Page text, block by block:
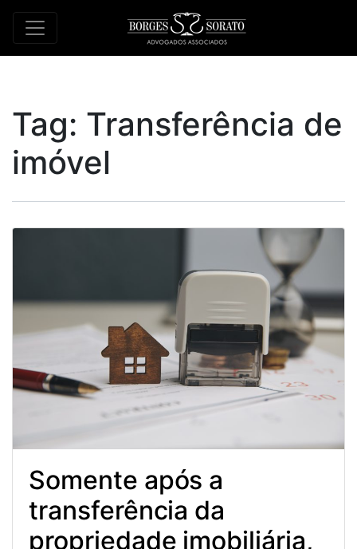
Tag: Transferência de
imóvel
Somente após a
transferência da
propriedade imobiliária,